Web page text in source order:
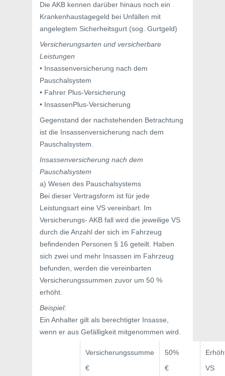
Die AKB kennen darüber hinaus noch ein
Krankenhaustagegeld bei Unfällen mit
angelegtem Sicherheitsgurt (sog. Gurtgeld)
Versicherungsarten und versicherbare
Leistungen
• Insassenversicherung nach dem
Pauschalsystem
• Fahrer Plus-Versicherung
• InsassenPlus-Versicherung
Gegenstand der nachstehenden Betrachtung
ist die Insassenversicherung nach dem
Pauschalsystem.
Insassenversicherung nach dem
Pauschalsystem
a) Wesen des Pauschalsystems
Bei dieser Vertragsform ist für jede
Leistungsart eine VS vereinbart. Im
Versicherungs- AKB fall wird die jeweilige VS
durch die Anzahl der sich im Fahrzeug
befindenden Personen § 16 geteilt. Haben
sich zwei und mehr Insassen im Fahrzeug
befunden, werden die vereinbarten
Versicherungssummen zuvor um 50 %
erhöht.
Beispiel:
Ein Anhalter gilt als berechtigter Insasse,
wenn er aus Gefälligkeit mitgenommen wird.
Versicherungssumme
€
50%
€
VS